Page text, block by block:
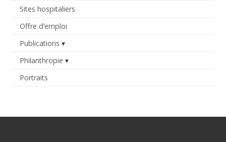
Sites hospitaliers
Offre d’emploi
Publications
Philanthropie
Portraits